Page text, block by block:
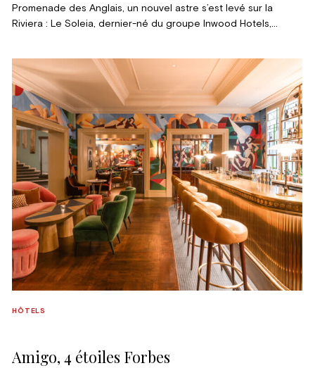
Promenade des Anglais, un nouvel astre s’est levé sur la
Riviera : Le Soleia, dernier-né du groupe Inwood Hotels,
sensualité méditerranéenne, l’hôtel quatre étoiles célèbre la
beauté du Sud, la chaleur du geste artisanal et la douceur
d’une lumière qui semble tout embrasser.
Amigo, 4 étoiles Forbes
HÔTELS